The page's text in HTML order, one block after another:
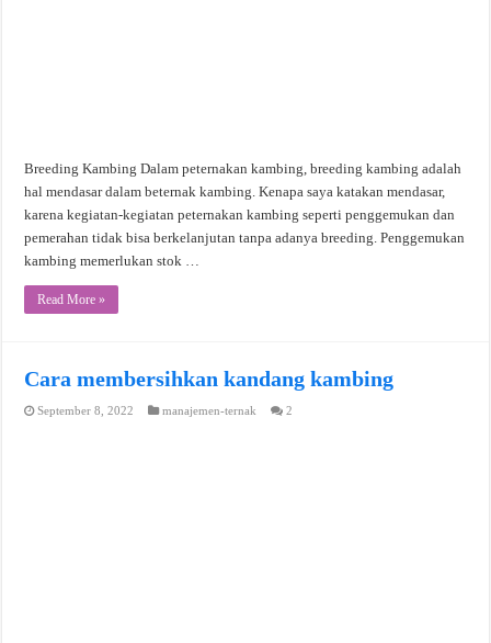
Breeding Kambing Dalam peternakan kambing, breeding kambing adalah
hal mendasar dalam beternak kambing. Kenapa saya katakan mendasar,
karena kegiatan-kegiatan peternakan kambing seperti penggemukan dan
pemerahan tidak bisa berkelanjutan tanpa adanya breeding. Penggemukan
kambing memerlukan stok …
Read More »
Cara membersihkan kandang kambing
September 8, 2022 manajemen-ternak 2